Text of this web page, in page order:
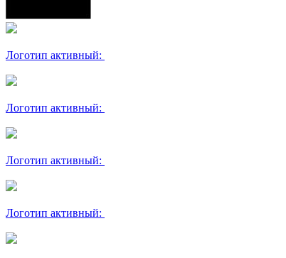
Логотип активный:
Логотип активный:
Логотип активный:
Логотип активный: